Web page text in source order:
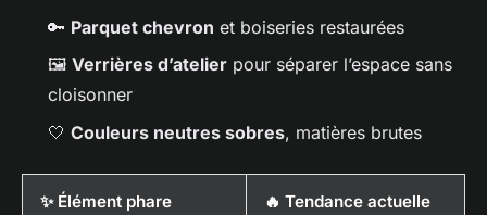
🔑 Parquet chevron et boiseries restaurées
🖼️ Verrières d’atelier pour séparer l’espace sans
cloisonner
🤍 Couleurs neutres sobres, matières brutes
✨ Élément phare 🔥 Tendance actuelle